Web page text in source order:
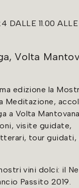
DALLE 11.00
Volta
edizione la
Meditazione,
a Volta
visite guidate,
tour guidati,
vini dolci: il
Passito 2019.